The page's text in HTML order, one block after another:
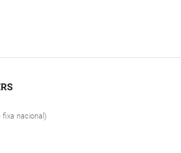
nacional)